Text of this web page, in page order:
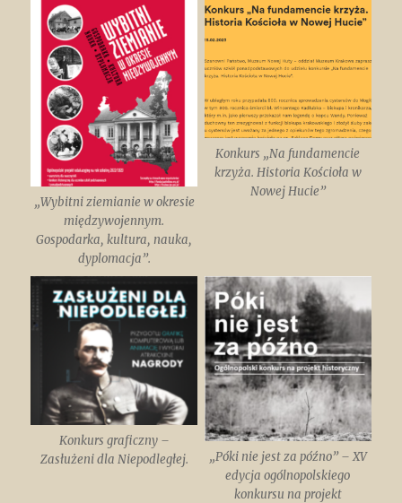
„Wybitni ziemianie w okresie
międzywojennym.
Gospodarka, kultura, nauka,
dyplomacja”.
Konkurs „Na fundamencie
krzyża. Historia Kościoła w
Nowej Hucie”
Konkurs graficzny –
Zasłużeni dla Niepodległej.
„Póki nie jest za późno” – XV
edycja ogólnopolskiego
konkursu na projekt